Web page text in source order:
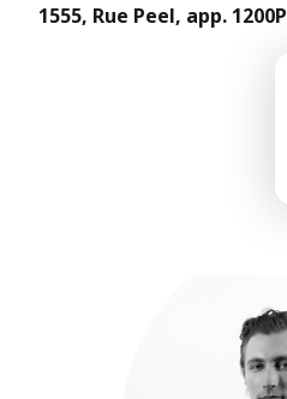
1555, Rue Peel, app. 1200P